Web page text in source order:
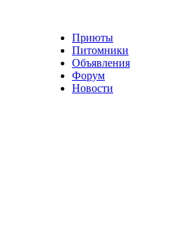
Приюты
Питомники
Объявления
Форум
Новости